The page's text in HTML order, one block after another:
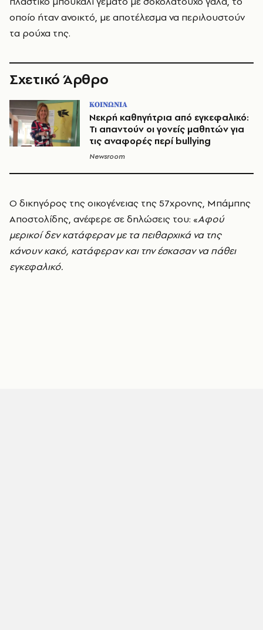
οποίο ήταν ανοικτό, με αποτέλεσμα να περιλουστούν
τα ρούχα της.
Σχετικό Άρθρο
ΚΟΙΝΩΝΙΑ
Νεκρή καθηγήτρια από εγκεφαλικό:
Τι απαντούν οι γονείς μαθητών για
τις αναφορές περί bullying
Newsroom
Ο δικηγόρος της οικογένειας της 57χρονης, Μπάμπης
Αποστολίδης, ανέφερε σε δηλώσεις του: «Αφού
μερικοί δεν κατάφεραν με τα πειθαρχικά να της
κάνουν κακό, κατάφεραν και την έσκασαν να πάθει
εγκεφαλικό.